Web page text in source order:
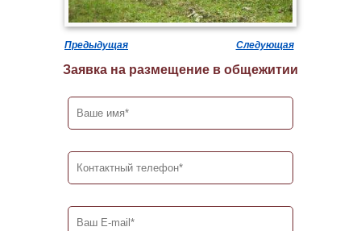
Предыдущая Следующая
Заявка на размещение в общежитии